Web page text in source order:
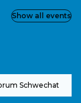
Schwechat
Show all events